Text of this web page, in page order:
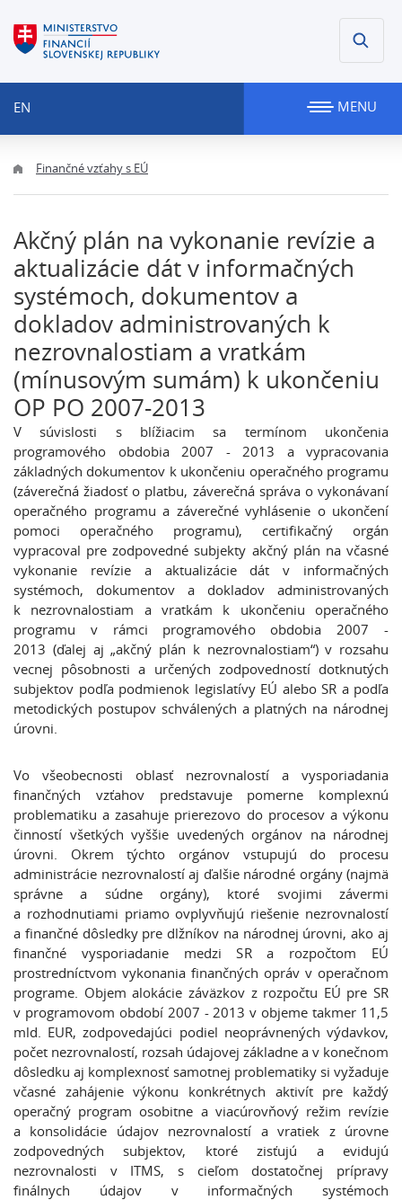
EN MENU
Finančné vzťahy s EÚ
Akčný plán na vykonanie revízie a
aktualizácie dát v informačných
systémoch, dokumentov a
dokladov administrovaných k
nezrovnalostiam a vratkám
(mínusovým sumám) k ukončeniu
OP PO 2007-2013
V súvislosti s blížiacim sa termínom ukončenia
programového obdobia 2007 - 2013 a vypracovania
základných dokumentov k ukončeniu operačného programu
(záverečná žiadosť o platbu, záverečná správa o vykonávaní
operačného programu a záverečné vyhlásenie o ukončení
pomoci operačného programu), certifikačný orgán
vypracoval pre zodpovedné subjekty akčný plán na včasné
vykonanie revízie a aktualizácie dát v informačných
systémoch, dokumentov a dokladov administrovaných
k nezrovnalostiam a vratkám k ukončeniu operačného
programu v rámci programového obdobia 2007 -
2013 (ďalej aj „akčný plán k nezrovnalostiam“) v rozsahu
vecnej pôsobnosti a určených zodpovedností dotknutých
subjektov podľa podmienok legislatívy EÚ alebo SR a podľa
metodických postupov schválených a platných na národnej
úrovni.
Vo všeobecnosti oblasť nezrovnalostí a vysporiadania
finančných vzťahov predstavuje pomerne komplexnú
problematiku a zasahuje prierezovo do procesov a výkonu
činností všetkých vyššie uvedených orgánov na národnej
úrovni. Okrem týchto orgánov vstupujú do procesu
administrácie nezrovnalostí aj ďalšie národné orgány (najmä
správne a súdne orgány), ktoré svojimi závermi
a rozhodnutiami priamo ovplyvňujú riešenie nezrovnalostí
a finančné dôsledky pre dlžníkov na národnej úrovni, ako aj
finančné vysporiadanie medzi SR a rozpočtom EÚ
prostredníctvom vykonania finančných opráv v operačnom
programe. Objem alokácie záväzkov z rozpočtu EÚ pre SR
v programovom období 2007 - 2013 v objeme takmer 11,5
mld. EUR, zodpovedajúci podiel neoprávnených výdavkov,
počet nezrovnalostí, rozsah údajovej základne a v konečnom
dôsledku aj komplexnosť samotnej problematiky si vyžaduje
včasné zahájenie výkonu konkrétnych aktivít pre každý
operačný program osobitne a viacúrovňový režim revízie
a konsolidácie údajov nezrovnalostí a vratiek z úrovne
zodpovedných subjektov, ktoré zisťujú a evidujú
nezrovnalosti v ITMS, s cieľom dostatočnej prípravy
finálnych údajov v informačných systémoch